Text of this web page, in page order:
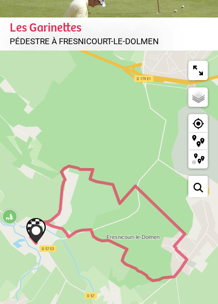
Les Garinettes
PÉDESTRE À FRESNICOURT-LE-DOLMEN